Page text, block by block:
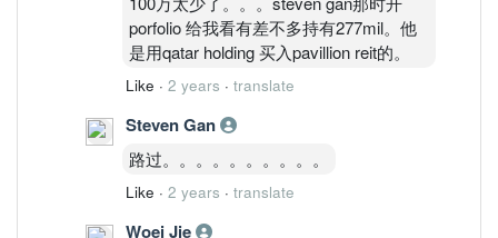
porfolio 给我看有差不多持有277mil。他
是用qatar holding 买入pavillion reit的。
Like · 2 years · translate
Steven Gan
路过。。。。。。。。。。
Like · 2 years · translate
Woei Jie